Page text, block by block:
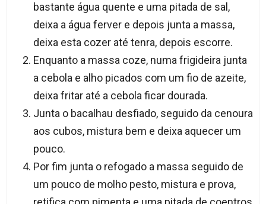
bastante água quente e uma pitada de sal,
deixa a água ferver e depois junta a massa,
deixa esta cozer até tenra, depois escorre.
Enquanto a massa coze, numa frigideira junta
a cebola e alho picados com um fio de azeite,
deixa fritar até a cebola ficar dourada.
Junta o bacalhau desfiado, seguido da cenoura
aos cubos, mistura bem e deixa aquecer um
pouco.
Por fim junta o refogado a massa seguido de
um pouco de molho pesto, mistura e prova,